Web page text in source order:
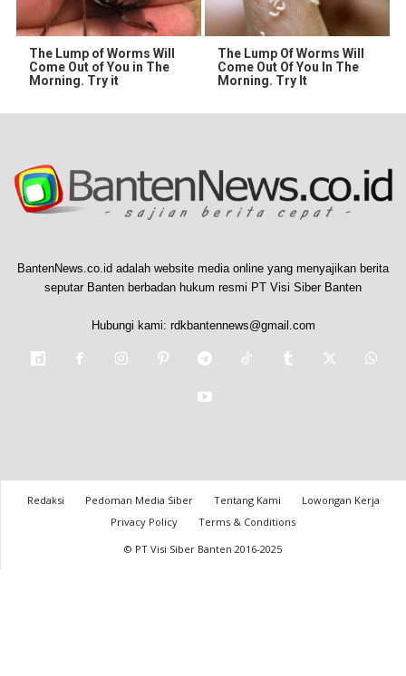
The Lump of Worms Will
Come Out of You in The
Morning. Try it
The Lump Of Worms Will
Come Out Of You In The
Morning. Try It
BantenNews.co.id adalah website media online yang menyajikan berita
seputar Banten berbadan hukum resmi PT Visi Siber Banten
Hubungi kami: rdkbantennews@gmail.com
Redaksi Pedoman Media Siber Tentang Kami
Lowongan Kerja
Privacy Policy
Terms & Conditions
© PT Visi Siber Banten 2016-2025